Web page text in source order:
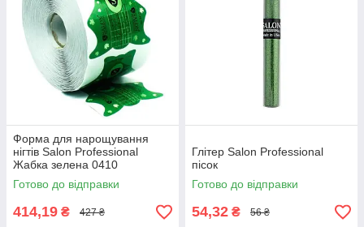
Форма для нарощування
нігтів Salon Professional
Жабка зелена 0410
Готово до відправки
414,19 ₴ 427 ₴
Глітер Salon Professional
пісок
Готово до відправки
54,32 ₴ 56 ₴